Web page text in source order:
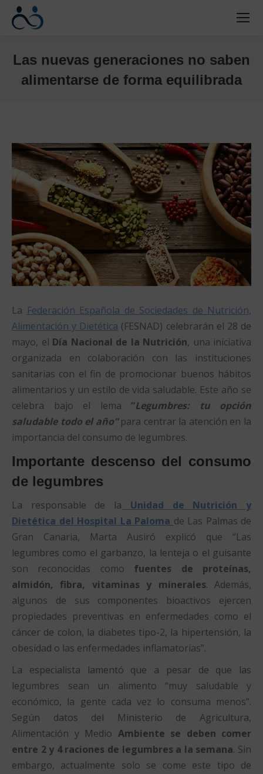
Las nuevas generaciones no saben
alimentarse de forma equilibrada
La Federación Española de Sociedades de Nutrición,
Alimentación y Dietética (FESNAD) celebrarán el 28 de
mayo, el Día Nacional de la Nutrición, una iniciativa
organizada en colaboración con las instituciones
sanitarias con el fin de promocionar buenos hábitos
alimentarios y un estilo de vida saludable. Este año se
celebra bajo el lema “Legumbres: tu opción
saludable todo el año”para centrar la atención en la
importancia del consumo de legumbres.
Importante descenso del consumo
de legumbres
La responsable de la Unidad de Nutrición y
Dietética del Hospital La Paloma de Las Palmas de
Gran Canaria, Marta Ausiró explicó que “Las
legumbres como el garbanzo, la lenteja o el guisante
son reconocidas como fuentes de proteínas,
almidón, fibra, vitaminas y minerales. Además,
algunos de sus componentes bioactivos ejercen
propiedades preventivas en enfermedades como el
cáncer de colon, la diabetes tipo-2, la hipertensión, la
obesidad o las enfermedades inflamatorias”.
La especialista lamentó que a pesar de que las
legumbres sean un alimento “muy saludable y
económico, la gente cada vez lo consuma menos”.
Según datos del Ministerio de Agricultura,
Alimentación y Medio Ambiente se deben comer
entre 2 y 4 raciones de legumbres a la semana. Sin
embargo, actualmente solo se come este tipo de